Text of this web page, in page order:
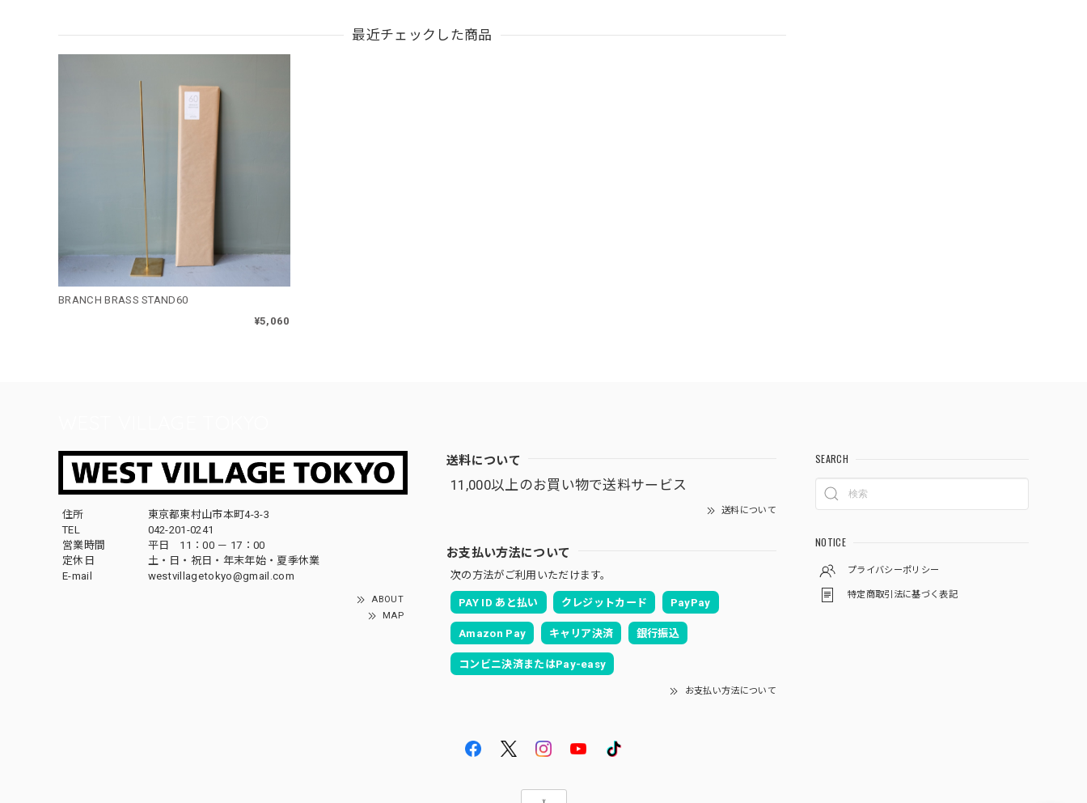
最近チェックした商品
BRANCH BRASS STAND60
¥5,060
住所
東京都東村山市本町4-3-3
TEL
042-201-0241
営業時間
平日 11：00 － 17：00
定休日
土・日・祝日・年末年始・夏季休業
E-mail
westvillagetokyo@gmail.com
ABOUT
MAP
送料について
11,000以上のお買い物で送料サービス
送料について
お支払い方法について
次の方法がご利用いただけます。
PAY ID あと払い クレジットカード PayPay
Amazon Pay キャリア決済 銀行振込
コンビニ決済またはPay-easy
お支払い方法について
SEARCH
NOTICE
プライバシーポリシー
特定商取引法に基づく表記